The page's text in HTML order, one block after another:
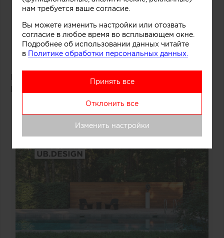
Победитель: проект «Дача Фурцевой в Баковке»
Борис Уборевич-Боровский
нам требуется ваше согласие.
Вы можете изменить настройки или отозвать
согласие в любое время во всплывающем окне.
Подробнее об использовании данных читайте
в Политике обработки персональных данных.
Принять все
Отклонить все
Изменить настройки